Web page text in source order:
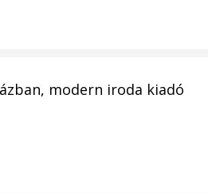
modern iroda kiadó